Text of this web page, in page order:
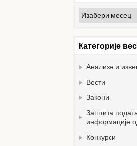
Архива
вести
Категорије
Анализе и
Вести
Закони
Заштита
информације
Конкурси